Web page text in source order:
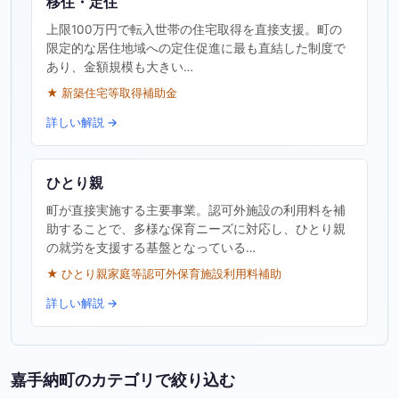
上限100万円で転入世帯の住宅取得を直接支援。町の
限定的な居住地域への定住促進に最も直結した制度で
あり、金額規模も大きい…
★ 新築住宅等取得補助金
詳しい解説 →
ひとり親
町が直接実施する主要事業。認可外施設の利用料を補
助することで、多様な保育ニーズに対応し、ひとり親
の就労を支援する基盤となっている…
★ ひとり親家庭等認可外保育施設利用料補助
詳しい解説 →
嘉手納町のカテゴリで絞り込む